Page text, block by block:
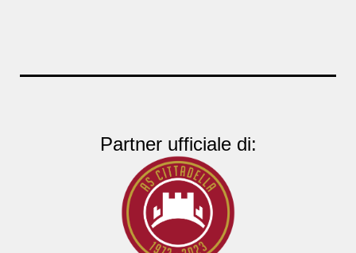
Partner ufficiale di: